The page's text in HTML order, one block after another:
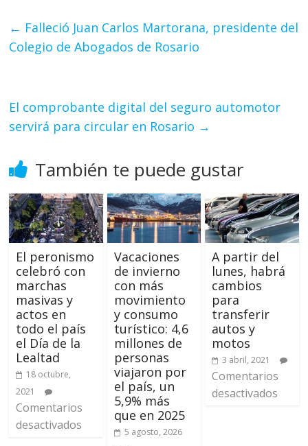
← Falleció Juan Carlos Martorana, presidente del
Colegio de Abogados de Rosario
El comprobante digital del seguro automotor
servirá para circular en Rosario →
También te puede gustar
El peronismo
celebró con
marchas
masivas y
actos en
todo el país
el Día de la
Lealtad
18 octubre,
2021
Comentarios
desactivados
Vacaciones
de invierno
con más
movimiento
y consumo
turístico: 4,6
millones de
personas
viajaron por
el país, un
5,9% más
que en 2025
5 agosto, 2026
A partir del
lunes, habrá
cambios
para
transferir
autos y
motos
3 abril, 2021
Comentarios
desactivados